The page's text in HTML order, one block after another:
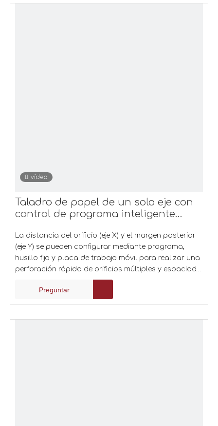
vídeo
Taladro de papel de un solo eje con
control de programa inteligente
La distancia del orificio (eje X) y el margen posterior
(eje Y) se pueden configurar mediante programa,
husillo fijo y placa de trabajo móvil para realizar una
perforación rápida de orificios múltiples y espaciado
de orificios no estándar. Altura máxima de la pila
(espesor de perforación) hasta 50 mm, diámetro de
taladro 3,0-8,0 mm opcional.
Preguntar